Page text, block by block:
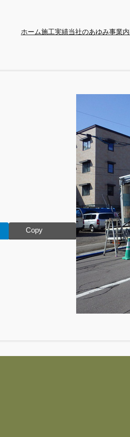
ホーム施工実績当社のあゆみ事業
Copy